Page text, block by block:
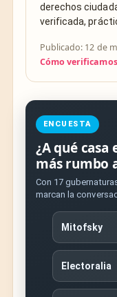
derechos
verificada,
Publicado: 12 de
Cómo
ENCUESTA
¿A qué casa
más rumbo
Con 17
marcan la
Mitofsky
Electoralia